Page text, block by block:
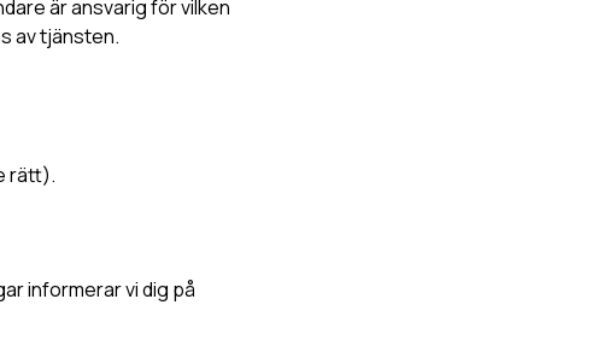
är ansvarig för vilken
av tjänsten.
rätt).
informerar vi dig på